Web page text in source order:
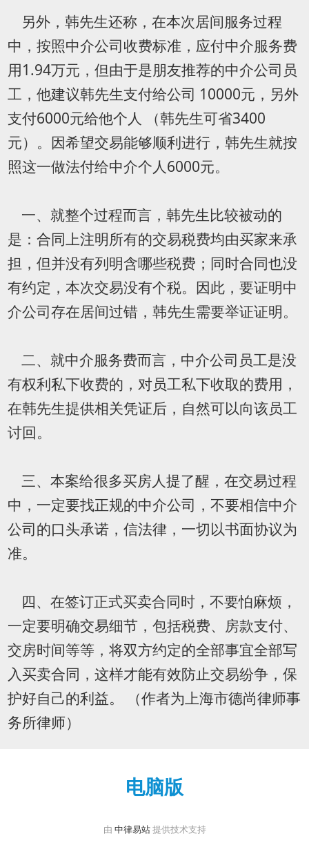
另外，韩先生还称，在本次居间服务过程
中，按照中介公司收费标准，应付中介服务费
用1.94万元，但由于是朋友推荐的中介公司员
工，他建议韩先生支付给公司 10000元，另外
支付6000元给他个人 （韩先生可省3400
元）。因希望交易能够顺利进行，韩先生就按
照这一做法付给中介个人6000元。
一、就整个过程而言，韩先生比较被动的
是：合同上注明所有的交易税费均由买家来承
担，但并没有列明含哪些税费；同时合同也没
有约定，本次交易没有个税。因此，要证明中
介公司存在居间过错，韩先生需要举证证明。
二、就中介服务费而言，中介公司员工是没
有权利私下收费的，对员工私下收取的费用，
在韩先生提供相关凭证后，自然可以向该员工
讨回。
三、本案给很多买房人提了醒，在交易过程
中，一定要找正规的中介公司，不要相信中介
公司的口头承诺，信法律，一切以书面协议为
准。
四、在签订正式买卖合同时，不要怕麻烦，
一定要明确交易细节，包括税费、房款支付、
交房时间等等，将双方约定的全部事宜全部写
入买卖合同，这样才能有效防止交易纷争，保
护好自己的利益。 （作者为上海市德尚律师事
务所律师）
电脑版
由 中律易站提供技术支持